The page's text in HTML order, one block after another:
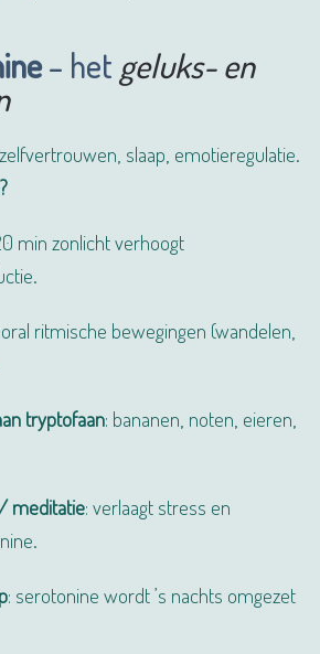
– het geluks- en
slaap, emotieregulatie.
min zonlicht verhoogt
ritmische bewegingen (wandelen,
tryptofaan: bananen, noten, eieren,
meditatie: verlaagt stress en
: serotonine wordt ’s nachts omgezet